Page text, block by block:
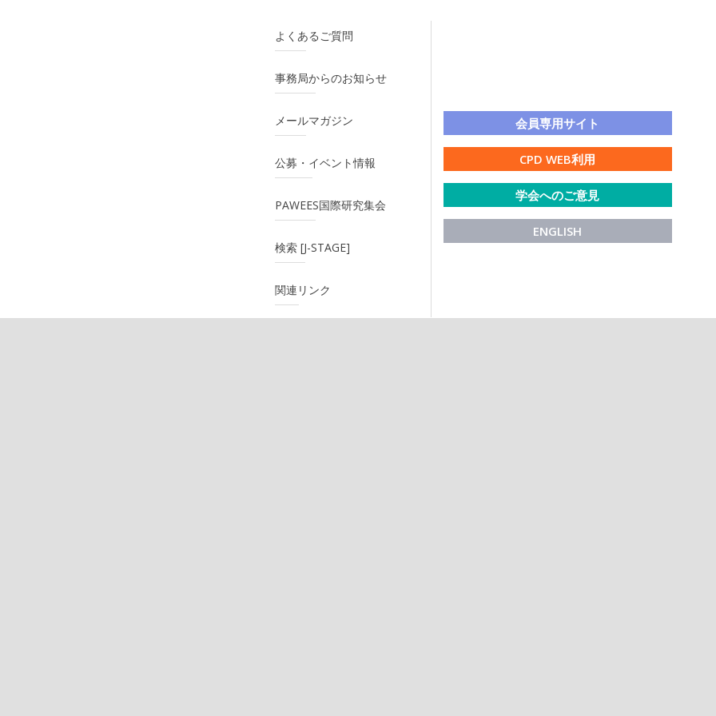
よくあるご質問
事務局からのお知らせ
メールマガジン
公募・イベント情報
PAWEES国際研究集会
検索 [J-STAGE]
関連リンク
会員専用サイト
CPD WEB利用
学会へのご意見
ENGLISH